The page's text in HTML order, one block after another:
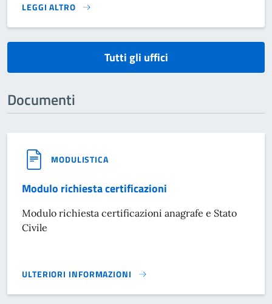
LEGGI ALTRO
}
Tutti gli uffici
Documenti
MODULISTICA
Modulo richiesta certificazioni
Modulo richiesta certificazioni anagrafe e Stato
Civile
ULTERIORI INFORMAZIONI
MODULO RICHIESTA CERTIFICAZIONI}